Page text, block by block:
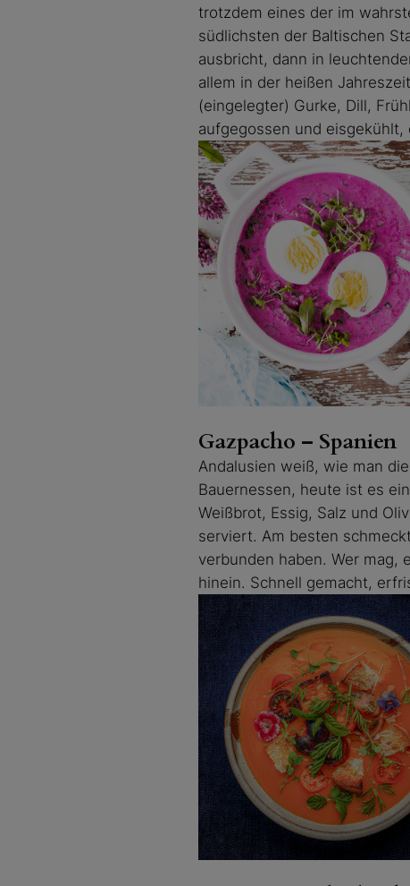
trotzdem eines der im
südlichsten der Baltischen
ausbricht, dann in
allem in der heißen
(eingelegter) Gurke, Dill,
aufgegossen und
Gazpacho – Spanien
Andalusien weiß, wie man
Bauernessen, heute ist es
Weißbrot, Essig, Salz und
serviert. Am besten
verbunden haben. Wer mag,
hinein. Schnell gemacht,